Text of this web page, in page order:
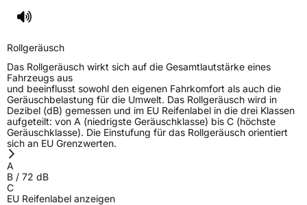
Rollgeräusch
Das Rollgeräusch wirkt sich auf die Gesamtlautstärke eines
Fahrzeugs aus
und beeinflusst sowohl den eigenen Fahrkomfort als auch die
Geräuschbelastung für die Umwelt. Das Rollgeräusch wird in
Dezibel (dB) gemessen und im EU Reifenlabel in die drei Klassen
aufgeteilt: von A (niedrigste Geräuschklasse) bis C (höchste
Geräuschklasse). Die Einstufung für das Rollgeräusch orientiert
sich an EU Grenzwerten.
A
B / 72 dB
C
EU Reifenlabel anzeigen